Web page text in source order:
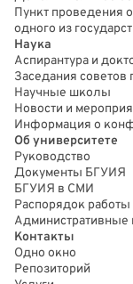
Пункт проведения
одного из
Наука
Аспирантура и
Заседания советов
Научные школы
Новости и
Информация о
Об университете
Руководство
Документы БГУИЯ
БГУИЯ в СМИ
Распорядок работы
Контакты
Одно окно
Репозиторий